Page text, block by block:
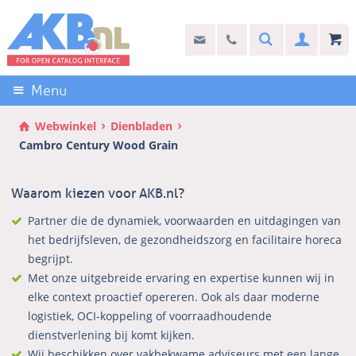
links
over
Direct
naar
de
inhoud
Direct
hoofdmenu
info@akb.nl
Stel uw vraag
030 69 50 814Search
Menu
Webwinkel
Dienbladen
Cambro Century Wood Grain
Waarom kiezen voor AKB.nl?
Partner die de dynamiek, voorwaarden en uitdagingen van
het bedrijfsleven, de gezondheidszorg en facilitaire horeca
begrijpt.
Met onze uitgebreide ervaring en expertise kunnen wij in
elke context proactief opereren. Ook als daar moderne
logistiek, OCI-koppeling of voorraadhoudende
dienstverlening bij komt kijken.